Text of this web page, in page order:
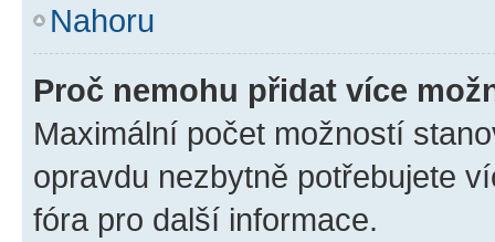
Nahoru
Proč nemohu přidat více
Maximální počet možností
opravdu nezbytně potřebujete
fóra pro další informace.